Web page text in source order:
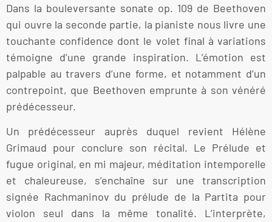
Dans la bouleversante sonate op. 109 de Beethoven
qui ouvre la seconde partie, la pianiste nous livre une
touchante confidence dont le volet final à variations
témoigne d’une grande inspiration. L’émotion est
palpable au travers d’une forme, et notamment d’un
contrepoint, que Beethoven emprunte à son vénéré
prédécesseur.
Un prédécesseur auprès duquel revient Hélène
Grimaud pour conclure son récital. Le Prélude et
fugue original, en mi majeur, méditation intemporelle
et chaleureuse, s’enchaîne sur une transcription
signée Rachmaninov du prélude de la Partita pour
violon seul dans la même tonalité. L’interprète,